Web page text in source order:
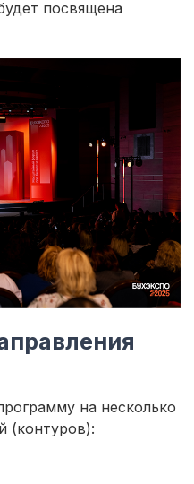
посвящена
на несколько
(контуров):